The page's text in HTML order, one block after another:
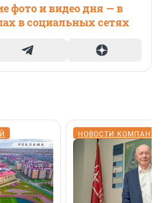
фото и видео дня — в
в социальных сетях
НОВОСТИ